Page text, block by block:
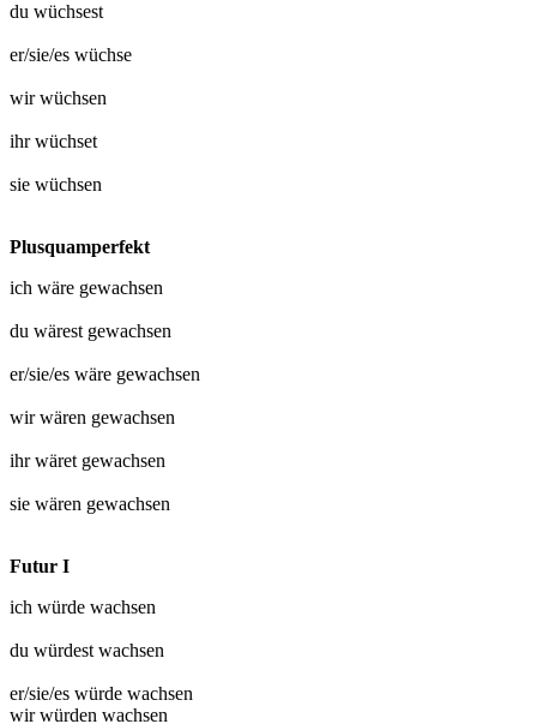
du wüchsest
er/sie/es wüchse
wirwüchsen
ihrwüchset
sie wüchsen
Plusquamperfekt
ich wäre gewachsen
du wärest gewachsen
er/sie/es wäre gewachsen
wir wären gewachsen
ihr wäret gewachsen
sie wären gewachsen
Futur I
ich würde wachsen
du würdestwachsen
er/sie/es würde wachsen
wir würden wachsen